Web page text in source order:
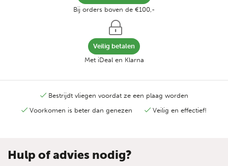
Bij orders boven de €100,-
Veilig betalen
Met iDeal en Klarna
Bestrijdt vliegen voordat ze een plaag worden
Voorkomen is beter dan genezen
Veilig en effectief!
Hulp of advies nodig?